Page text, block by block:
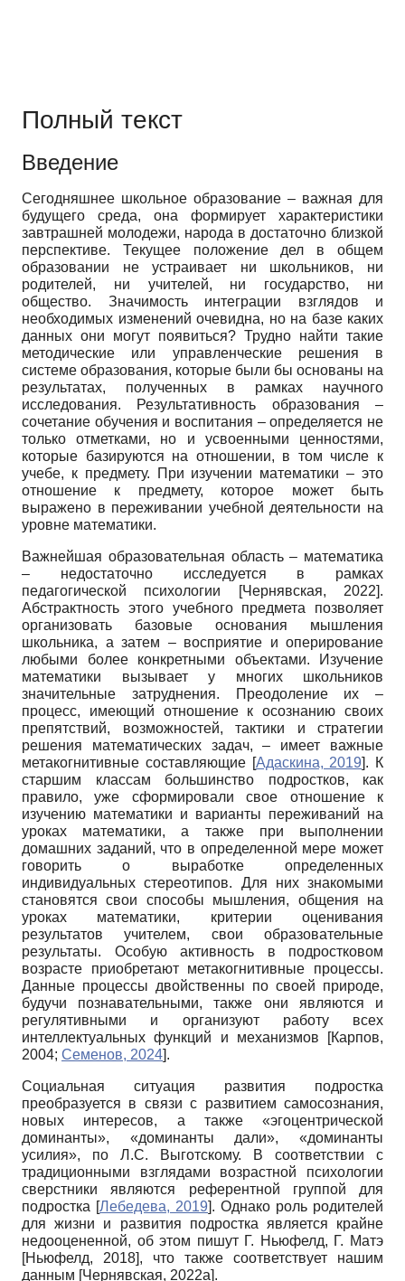
Полный текст
Введение
Сегодняшнее школьное образование – важная для
будущего среда, она формирует характеристики
завтрашней молодежи, народа в достаточно близкой
перспективе. Текущее положение дел в общем
образовании не устраивает ни школьников, ни
родителей, ни учителей, ни государство, ни
общество. Значимость интеграции взглядов и
необходимых изменений очевидна, но на базе каких
данных они могут появиться? Трудно найти такие
методические или управленческие решения в
системе образования, которые были бы основаны на
результатах, полученных в рамках научного
исследования. Результативность образования –
сочетание обучения и воспитания – определяется не
только отметками, но и усвоенными ценностями,
которые базируются на отношении, в том числе к
учебе, к предмету. При изучении математики – это
отношение к предмету, которое может быть
выражено в переживании учебной деятельности на
уровне математики.
Важнейшая образовательная область – математика
– недостаточно исследуется в рамках
педагогической психологии
[Чернявская, 2022].
Абстрактность этого учебного предмета позволяет
организовать базовые основания мышления
школьника, а затем – восприятие и оперирование
любыми более конкретными объектами. Изучение
математики вызывает у многих школьников
значительные затруднения. Преодоление их –
процесс, имеющий отношение к осознанию своих
препятствий, возможностей, тактики и стратегии
решения математических задач, – имеет важные
метакогнитивные составляющие [Адаскина, 2019]. К
старшим классам большинство подростков, как
правило, уже сформировали свое отношение к
изучению математики и варианты переживаний на
уроках математики, а также при выполнении
домашних заданий, что в определенной мере может
говорить о выработке определенных
индивидуальных стереотипов. Для них знакомыми
становятся свои способы мышления, общения на
уроках математики, критерии оценивания
результатов учителем, свои образовательные
результаты. Особую активность в подростковом
возрасте приобретают метакогнитивные процессы.
Данные процессы двойственны по своей природе,
будучи познавательными, также они являются и
регулятивными и организуют работу всех
интеллектуальных функций и механизмов
[Карпов,
2004; Семенов, 2024].
Социальная ситуация развития подростка
преобразуется в связи с развитием самосознания,
новых интересов, а также «эгоцентрической
доминанты», «доминанты дали», «доминанты
усилия», по Л.С. Выготскому. В соответствии с
традиционными взглядами возрастной психологии
сверстники являются референтной группой для
подростка [Лебедева, 2019]. Однако роль родителей
для жизни и развития подростка является крайне
недооцененной, об этом пишут Г. Ньюфелд, Г. Матэ
[Ньюфелд, 2018], что также соответствует нашим
данным [Чернявская, 2022а].